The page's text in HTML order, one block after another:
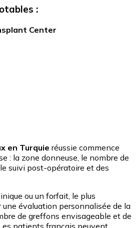
:
Center
en Turquie réussie commence
: la zone donneuse, le nombre de
suivi post-opératoire et des
ou un forfait, le plus
une évaluation personnalisée de la
de greffons envisageable et de
patients français peuvent